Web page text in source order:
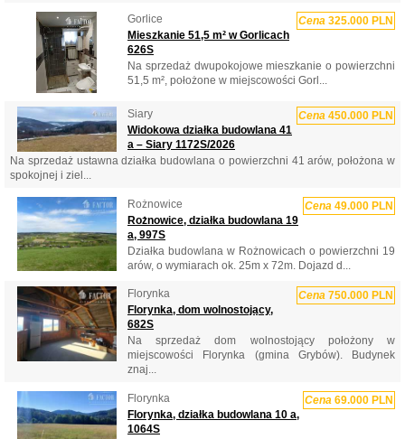
Gorlice Cena 325.000 PLN
Mieszkanie 51,5 m² w Gorlicach
626S
Na sprzedaż dwupokojowe mieszkanie o powierzchni
51,5 m², położone w miejscowości Gorl...
Siary Cena 450.000 PLN
Widokowa działka budowlana 41
a – Siary 1172S/2026
Na sprzedaż ustawna działka budowlana o powierzchni 41 arów, położona w
spokojnej i ziel...
Rożnowice Cena 49.000 PLN
Rożnowice, działka budowlana 19
a, 997S
Działka budowlana w Rożnowicach o powierzchni 19
arów, o wymiarach ok. 25m x 72m. Dojazd d...
Florynka Cena 750.000 PLN
Florynka, dom wolnostojący,
682S
Na sprzedaż dom wolnostojący położony w
miejscowości Florynka (gmina Grybów). Budynek
znaj...
Florynka Cena 69.000 PLN
Florynka, działka budowlana 10 a,
1064S